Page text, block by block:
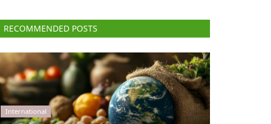
RECOMMENDED POSTS
International